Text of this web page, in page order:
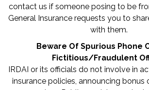
contact us if someone posing to be
General Insurance requests you to
with them.
Beware Of Spurious Phone
Fictitious/Fraudulent
IRDAI or its officials do not involve in
insurance policies, announcing bonus